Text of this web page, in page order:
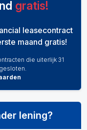
gratis!
leasecontract
maand gratis!
die uiterlijk 31
lening?